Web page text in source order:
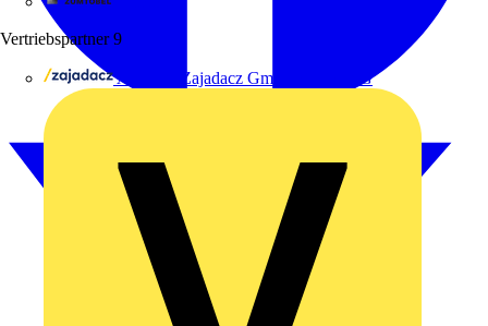
Vertriebspartner 9
Adalbert Zajadacz GmbH & Co. KG